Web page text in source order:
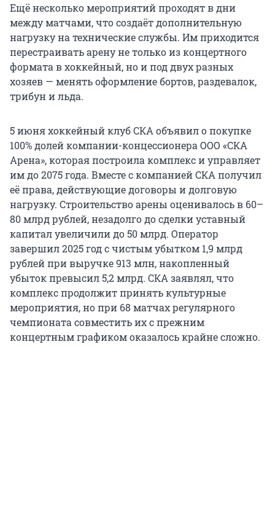
Ещё несколько мероприятий проходят в дни
между матчами, что создаёт дополнительную
нагрузку на технические службы. Им приходится
перестраивать арену не только из концертного
формата в хоккейный, но и под двух разных
хозяев — менять оформление бортов, раздевалок,
трибун и льда.
5 июня хоккейный клуб СКА объявил о покупке
100% долей компании-концессионера ООО «СКА
Арена», которая построила комплекс и управляет
им до 2075 года. Вместе с компанией СКА получил
её права, действующие договоры и долговую
нагрузку. Строительство арены оценивалось в 60–
80 млрд рублей, незадолго до сделки уставный
капитал увеличили до 50 млрд. Оператор
завершил 2025 год с чистым убытком 1,9 млрд
рублей при выручке 913 млн, накопленный
убыток превысил 5,2 млрд. СКА заявлял, что
комплекс продолжит принять культурные
мероприятия, но при 68 матчах регулярного
чемпионата совместить их с прежним
концертным графиком оказалось крайне сложно.